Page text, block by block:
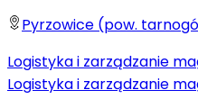
Pyrzowice (pow.
Logistyka i zarządzanie
Logistyka i zarządzanie